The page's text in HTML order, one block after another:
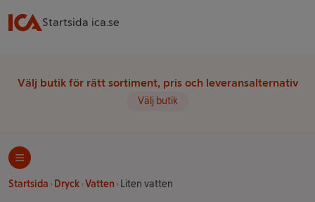
Startsida ica.se
Välj butik för rätt sortiment, pris och leveransalternativ
Välj butik
Startsida Dryck Vatten Liten vatten